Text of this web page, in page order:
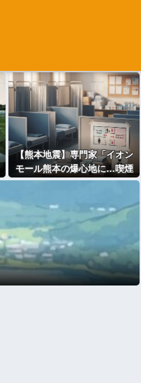
【熊本地震】専門家「イオン
モール熊本の爆心地に…喫煙
所と自販機」警察・消防「」